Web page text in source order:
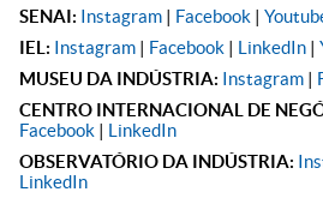
SENAI: Instagram | Facebook |
IEL: Instagram | Facebook | LinkedIn |
MUSEU DA INDÚSTRIA: Instagram |
CENTRO INTERNACIONAL DE
Facebook | LinkedIn
OBSERVATÓRIO DA INDÚSTRIA:
LinkedIn